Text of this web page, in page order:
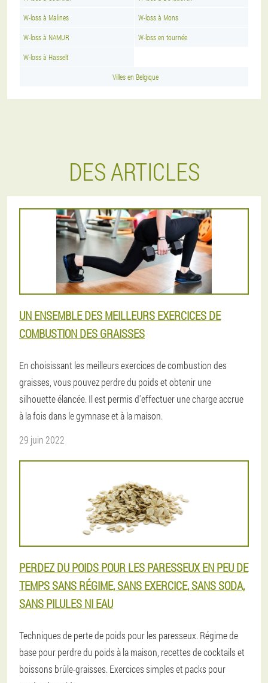
W-loss à Malines W-loss à Mons
W-loss à NAMUR W-loss en tournée
W-loss à Hasselt
Villes en Belgique
DES ARTICLES
UN ENSEMBLE DES MEILLEURS EXERCICES DE
COMBUSTION DES GRAISSES
En choisissant les meilleurs exercices de combustion des
graisses, vous pouvez perdre du poids et obtenir une
silhouette élancée. Il est permis d'effectuer une charge accrue
à la fois dans le gymnase et à la maison.
29 juin 2022
PERDEZ DU POIDS POUR LES PARESSEUX EN PEU DE
TEMPS SANS RÉGIME, SANS EXERCICE, SANS SODA,
SANS PILULES NI EAU
Techniques de perte de poids pour les paresseux. Régime de
base pour perdre du poids à la maison, recettes de cocktails et
boissons brûle-graisses. Exercices simples et packs pour